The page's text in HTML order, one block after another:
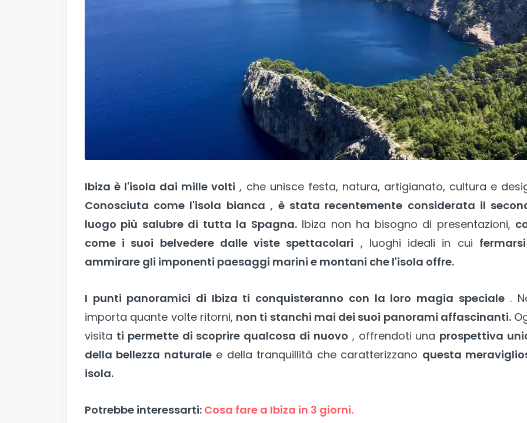
Ibiza è l'isola dai mille volti , che unisce festa, natura, artigianato, cultura e
Conosciuta come l'isola bianca ,è stata recentemente considerata il
luogo più salubre di tutta la Spagna.Ibiza non ha bisogno di presentazioni,
come i suoi belvedere dalle viste spettacolari , luoghi ideali in cui
ammirare gli imponenti paesaggi marini e montani che l'isola offre.
I punti panoramici di Ibiza ti conquisteranno con la loro magia speciale.
importa quante volte ritorni, non ti stanchi mai dei suoi panorami affascinanti.
visita ti permette di scoprire qualcosa di nuovo , offrendoti una prospettiva
della bellezza naturalee della tranquillità che caratterizzano questa
isola.
Potrebbe interessarti: Cosa fare a Ibiza in 3 giorni.